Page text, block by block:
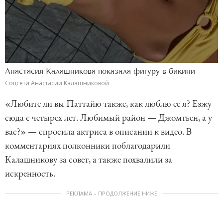
Анастасия Калашникова показала фигуру в бикини
Соцсети Анастасии Калашниковой
«Любите ли вы Паттайю также, как люблю ее я? Езжу
сюда с четырех лет. Любимый район — Джомтьен, а у
вас?» — спросила актриса в описании к видео. В
комментариях полконники поблагодарили
Калашникову за совет, а также похвалили за
искренность.
РЕКЛАМА – ПРОДОЛЖЕНИЕ НИЖЕ